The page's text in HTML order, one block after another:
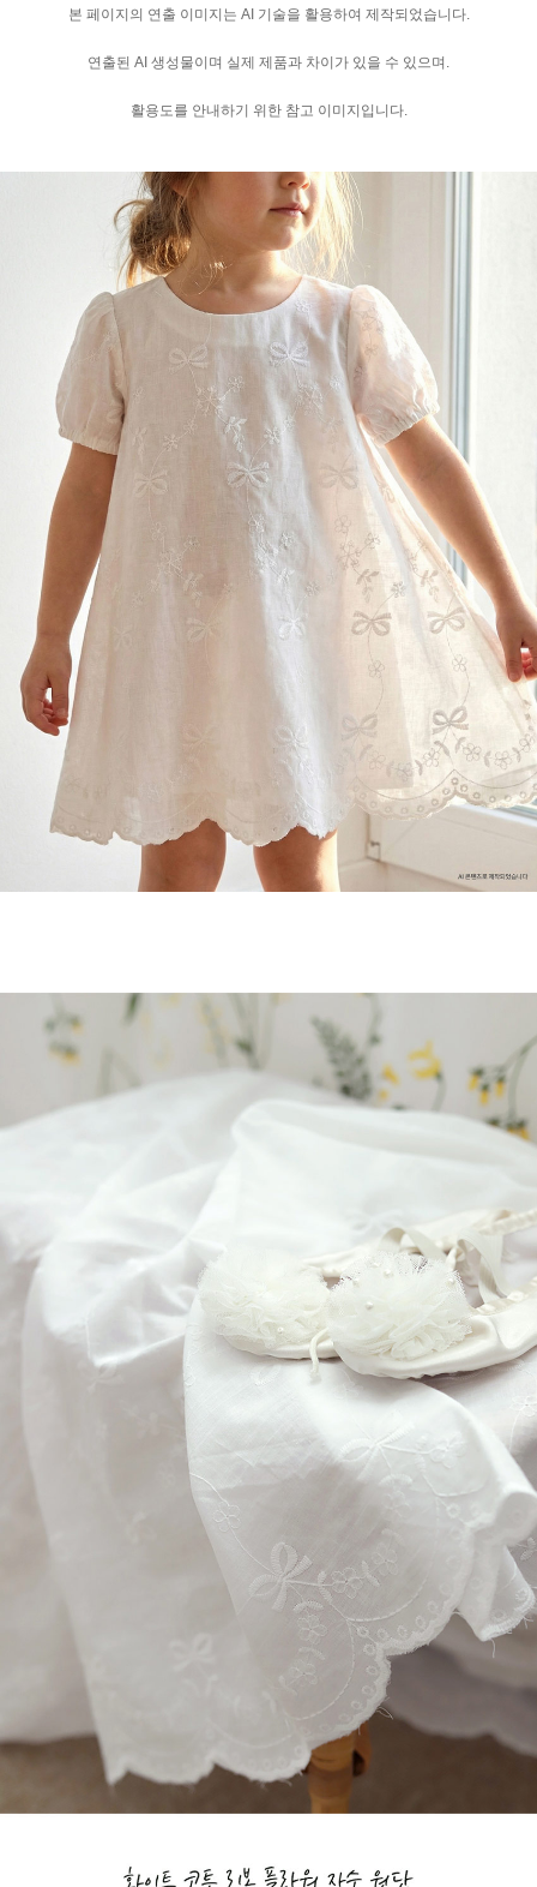
본 페이지의 연출 이미지는 AI 기술을 활용하여 제작되었습니다.
연출된 AI 생성물이며 실제 제품과 차이가 있을 수 있으며.
활용도를 안내하기 위한 참고 이미지입니다.